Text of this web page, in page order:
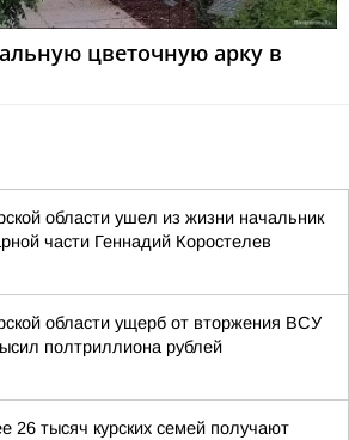
цветочную арку в
области ушел из жизни начальник
части Геннадий Коростелев
области ущерб от вторжения ВСУ
полтриллиона рублей
26 тысяч курских семей получают